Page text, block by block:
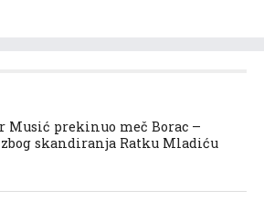
Musić prekinuo meč Borac –
zbog skandiranja Ratku Mladiću